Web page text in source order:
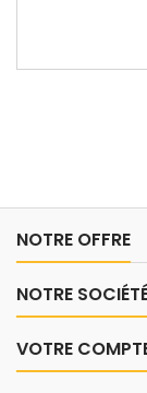
NOTRE OFFRE
NOTRE
VOTRE